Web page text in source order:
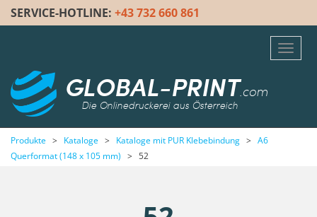
SERVICE-HOTLINE: +43 732 660 861
GLOBAL-PRINT.com
Die Onlinedruckerei aus Österreich
Produkte > Kataloge > Kataloge mit PUR Klebebindung > A6
Querformat (148 x 105 mm) > 52